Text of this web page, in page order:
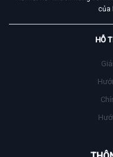
của
HỖ